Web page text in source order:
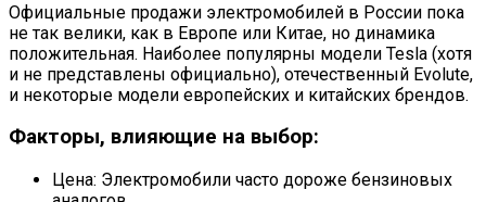
Официальные продажи электромобилей в России пока
не так велики, как в Европе или Китае, но динамика
положительная. Наиболее популярны модели Tesla (хотя
и не представлены официально), отечественный Evolute,
и некоторые модели европейских и китайских брендов.
Факторы, влияющие на выбор:
Цена: Электромобили часто дороже бензиновых